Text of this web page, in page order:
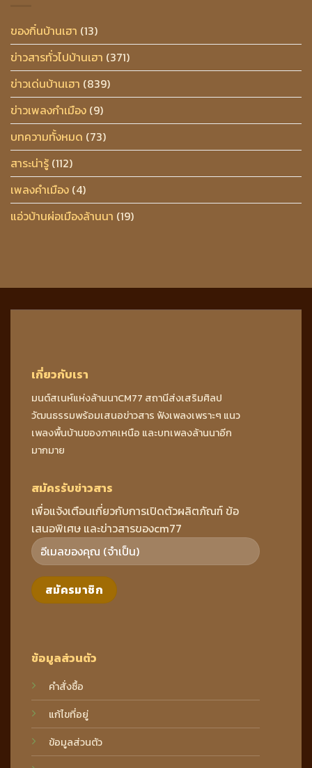
ของกิ๋นบ้านเฮา (13)
ข่าวสารทั่วไปบ้านเฮา (371)
ข่าวเด่นบ้านเฮา (839)
ข่าวเพลงกำเมือง (9)
บทความทั้งหมด (73)
สาระน่ารู้ (112)
เพลงคำเมือง (4)
แอ่วบ้านผ่อเมืองล้านนา (19)
เกี่ยวกับเรา
มนต์สเนห์แห่งล้านนาCM77 สถานีส่งเสริมศิลป
วัฒนธรรมพร้อมเสนอข่าวสาร ฟังเพลงเพราะๆ แนว
เพลงพื้นบ้านของภาคเหนือ และบทเพลงล้านนาอีก
มากมาย
ข้อมูลส่วนตัว
คำสั่งซื้อ
แก้ไขที่อยู่
ข้อมูลส่วนตัว
สมัครรับข่าวสาร
เพื่อแจ้งเตือนเกี่ยวกับการเปิดตัวผลิตภัณฑ์ ข้อ
เสนอพิเศษ และข่าวสารของcm77